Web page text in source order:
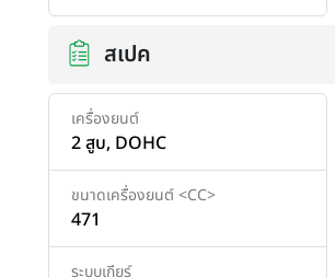
สเปค
เครื่องยนต์
2 สูบ, DOHC
ขนาดเครื่องยนต์ <CC>
471
ระบบเกียร์